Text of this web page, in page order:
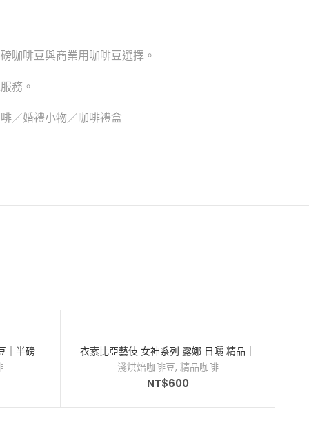
咖啡豆與商業用咖啡豆選擇。
務。
／婚禮小物／咖啡禮盒
｜半磅
衣索比亞藝伎 女神系列 露娜 日曬 精品｜
咖啡豆｜半磅
淺烘焙咖啡豆, 精品咖啡
NT$600